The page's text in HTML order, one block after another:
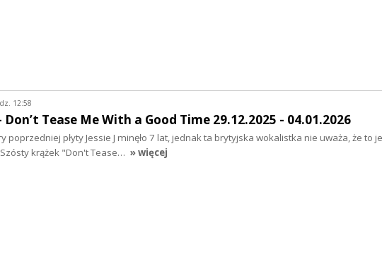
12:58
- Don’t Tease Me With a Good Time 29.12.2025 - 04.01.2026
poprzedniej płyty Jessie J minęło 7 lat, jednak ta brytyjska wokalistka nie uważa, że to
krążek "Don't Tease… » więcej